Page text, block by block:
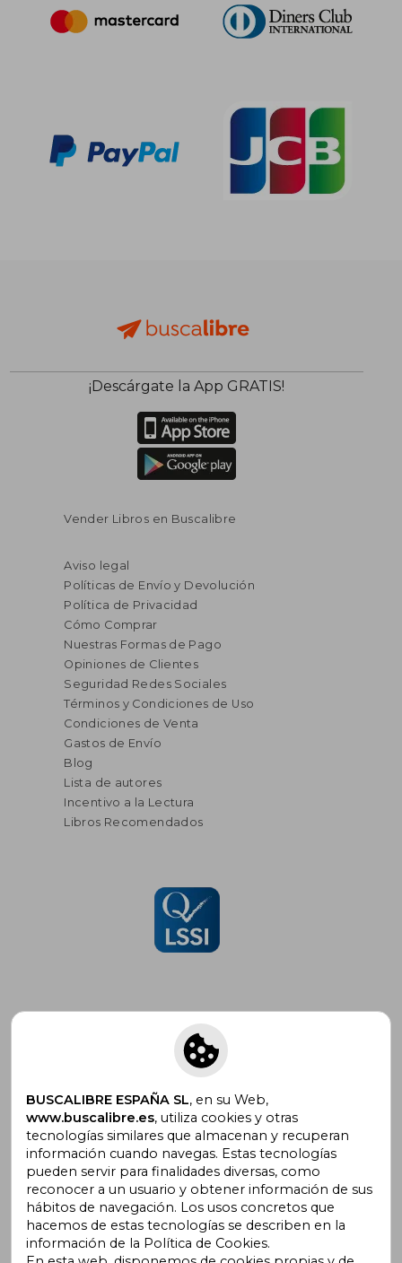
¡Descárgate la App GRATIS!
Vender Libros en Buscalibre
Aviso legal
Políticas de Envío y Devolución
Política de Privacidad
Cómo Comprar
Nuestras Formas de Pago
Opiniones de Clientes
Seguridad Redes Sociales
Términos y Condiciones de Uso
Condiciones de Venta
Gastos de Envío
Blog
Lista de autores
Incentivo a la Lectura
Libros Recomendados
Suscríbete para recibir ofertas y
promociones
¿Necesitas ayuda?
Ir a Centro de Soporte
BUSCALIBRE ESPAÑA SL, en su Web,
www.buscalibre.es, utiliza cookies y otras
tecnologías similares que almacenan y recuperan
información cuando navegas. Estas tecnologías
pueden servir para finalidades diversas, como
reconocer a un usuario y obtener información de sus
hábitos de navegación. Los usos concretos que
hacemos de estas tecnologías se describen en la
información de la Política de Cookies.